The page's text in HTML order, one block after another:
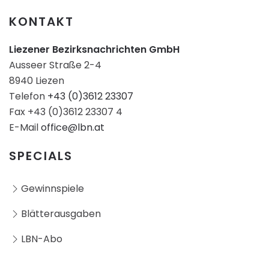
KONTAKT
Liezener Bezirksnachrichten GmbH
Ausseer Straße 2-4
8940 Liezen
Telefon +43 (0)3612 23307
Fax +43 (0)3612 23307 4
E-Mailoffice@lbn.at
SPECIALS
Gewinnspiele
Blätterausgaben
LBN-Abo